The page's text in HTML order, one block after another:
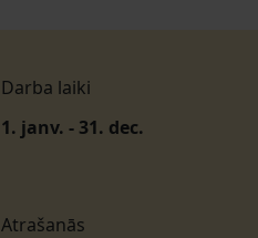
Darba laiki
1. janv. - 31. dec.
Atrašanās